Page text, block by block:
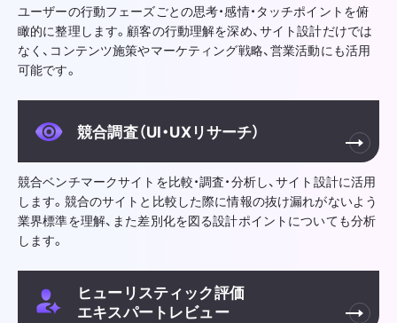
ユーザーの行動フェーズごとの思考・感情・タッチポイントを俯
瞰的に整理します。顧客の行動理解を深め、サイト設計だけでは
なく、コンテンツ施策やマーケティング戦略、営業活動にも活用
可能です。
競合調査（UI・UXリサーチ）
競合ベンチマークサイトを比較・調査・分析し、サイト設計に活用
します。競合のサイトと比較した際に情報の抜け漏れがないよう
業界標準を理解、また差別化を図る設計ポイントについても分析
します。
ヒューリスティック評価
エキスパートレビュー